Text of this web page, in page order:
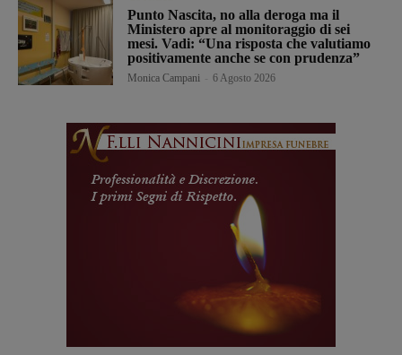
Punto Nascita, no alla deroga ma il
Ministero apre al monitoraggio di sei
mesi. Vadi: “Una risposta che valutiamo
positivamente anche se con prudenza”
Monica Campani 6 Agosto 2026